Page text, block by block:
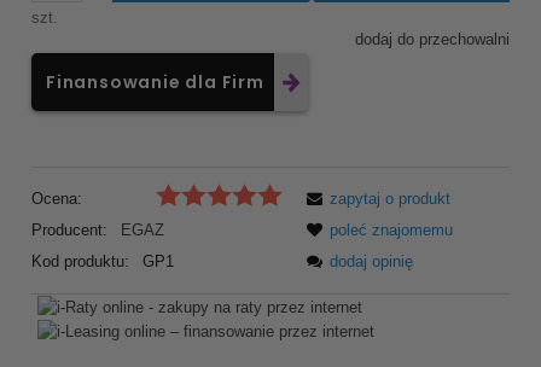
szt.
dodaj do przechowalni
Finansowanie dla Firm
Ocena:
Producent:
EGAZ
Kod produktu:
GP1
zapytaj o produkt
poleć znajomemu
dodaj opinię